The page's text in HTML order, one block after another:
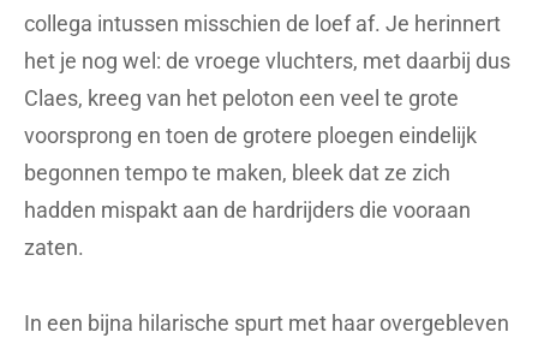
collega intussen misschien de loef af. Je herinnert
het je nog wel: de vroege vluchters, met daarbij dus
Claes, kreeg van het peloton een veel te grote
voorsprong en toen de grotere ploegen eindelijk
begonnen tempo te maken, bleek dat ze zich
hadden mispakt aan de hardrijders die vooraan
zaten.
In een bijna hilarische spurt met haar overgebleven